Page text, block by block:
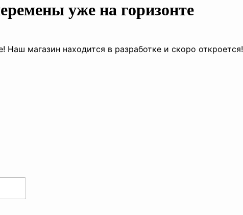
уже на горизонте
Наш магазин находится в разработке и скоро откроется!